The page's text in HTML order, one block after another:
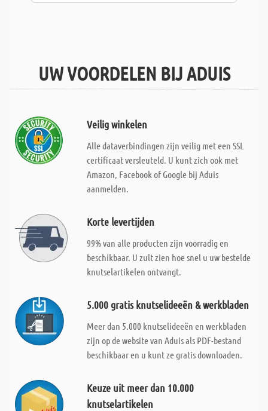
UW VOORDELEN BIJ ADUIS
Veilig winkelen
Alle dataverbindingen zijn veilig met een SSL
certificaat versleuteld. U kunt zich ook met
Amazon, Facebook of Google bij Aduis
aanmelden.
Korte levertijden
99% van alle producten zijn voorradig en
beschikbaar. U zult zien hoe snel u uw bestelde
knutselartikelen ontvangt.
5.000 gratis knutselideeën & werkbladen
Meer dan 5.000 knutselideeën en werkbladen
zijn op de website van Aduis als PDF-bestand
beschikbaar en u kunt ze gratis downloaden.
Keuze uit meer dan 10.000
knutselartikelen